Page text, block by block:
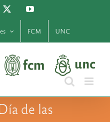
YouTube
FCM UNC
de las